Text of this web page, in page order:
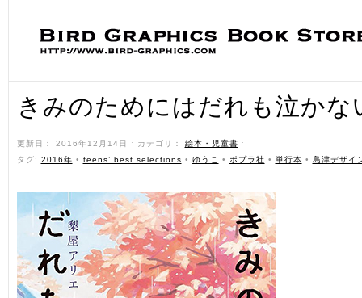
きみのためにはだれも泣かな
更新日： 2016年12月14日 ˑ カテゴリ： 絵本・児童書 ˑ
タグ: 2016年 • teens’ best selections • ゆうこ • ポプラ社 • 単行本 • 島津デザイ